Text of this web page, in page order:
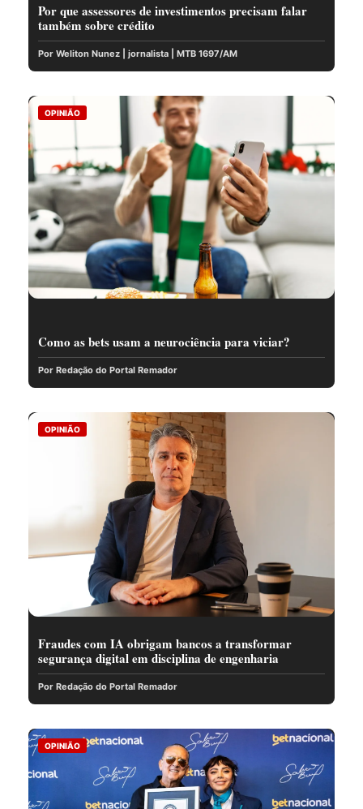
Por que assessores de investimentos precisam falar
também sobre crédito
Por Weliton Nunez | jornalista | MTB 1697/AM
OPINIÃO
Como as bets usam a neurociência para viciar?
Por Redação do Portal Remador
OPINIÃO
Fraudes com IA obrigam bancos a transformar
segurança digital em disciplina de engenharia
Por Redação do Portal Remador
OPINIÃO